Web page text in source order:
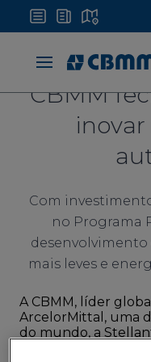
CBMM
Com
no Programa
mais leves e
A CBMM, líder
ArcelorMittal, uma
do mundo, a